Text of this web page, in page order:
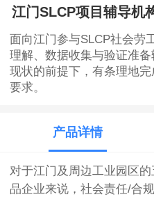
江门SLCP项目辅导机
面向江门参与SLCP社会劳
理解、数据收集与验证准
现状的前提下，有条理地
要求。
产品详情
对于江门及周边工业园区
品企业来说，社会责任/合